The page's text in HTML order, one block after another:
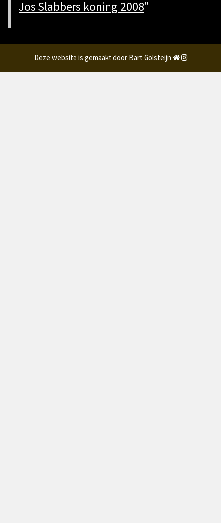
Jos Slabbers koning 2008"
Deze website is gemaakt door Bart Golsteijn